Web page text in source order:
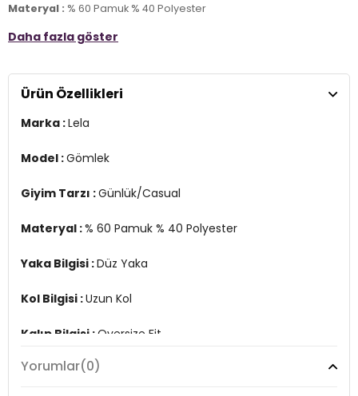
Materyal : % 60 Pamuk % 40 Polyester
Yaka Bilgisi :Düz Yaka
Kalıp Bilgisi :Oversize Fit
Manken Ölçüsü :
YERLİ ÜRETİM
Daha fazla göster
Ürün Özellikleri
Marka :Lela
Model :Gömlek
Giyim Tarzı :Günlük/Casual
Materyal :% 60 Pamuk % 40 Polyester
Yaka Bilgisi :Düz Yaka
Kol Bilgisi :Uzun Kol
Kalıp Bilgisi :Oversize Fit
Manken Ölçüsü :
Yorumlar(0)